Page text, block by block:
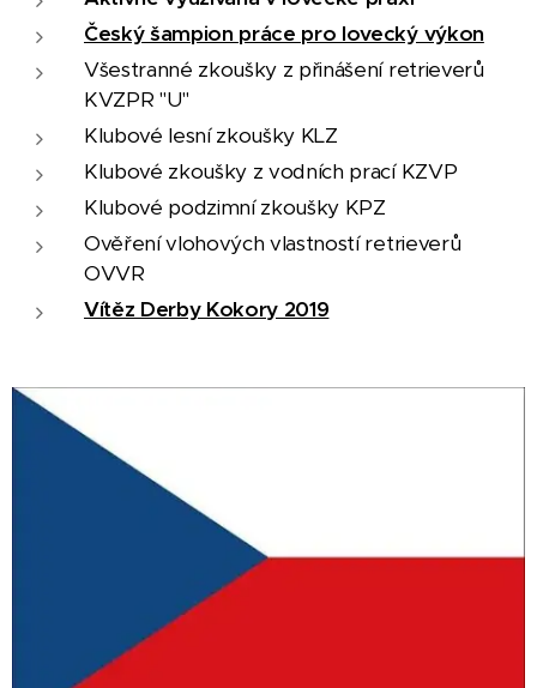
Český šampion práce pro lovecký výkon
Všestranné zkoušky z přinášení retrieverů
KVZPR "U"
Klubové lesní zkoušky KLZ
Klubové zkoušky z vodních prací KZVP
Klubové podzimní zkoušky KPZ
Ověření vlohových vlastností retrieverů
OVVR
Vítěz Derby Kokory 2019